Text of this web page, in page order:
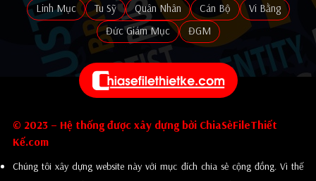
Linh Mục
Tu Sỹ Quân Nhân Cán Bộ
Vi Bằng
Đức Giám Mục
ĐGM
© 2023 – Hệ thống được xây dựng bởi ChiaSẻFileThiết
Kế.com
Chúng tôi xây dựng website này với mục đích chia sẻ cộng đồng. Vì thế